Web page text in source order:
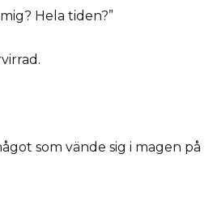
Hela tiden?”
som vände sig i magen på